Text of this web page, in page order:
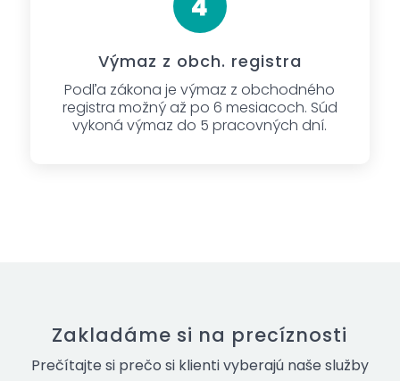
Výmaz z obch. registra
Podľa zákona je výmaz z obchodného
registra možný až po 6 mesiacoch. Súd
vykoná výmaz do 5 pracovných dní.
Zakladáme si na precíznosti
Prečítajte si prečo si klienti vyberajú naše služby